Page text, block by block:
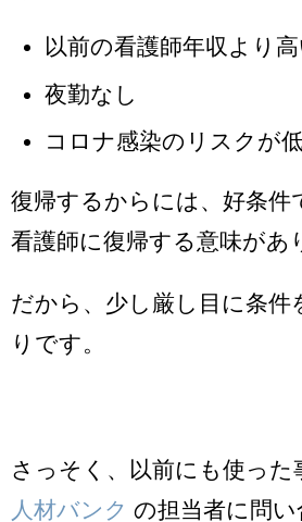
以前の看護師年収より高
夜勤なし
コロナ感染のリスクが
復帰するからには、好条件
看護師に復帰する意味があ
だから、少し厳し目に条件
りです。
さっそく、以前にも使った
人材バンク の担当者に問い